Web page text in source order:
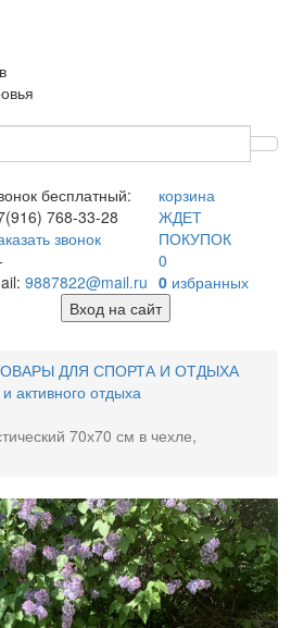
бесплатный:
768-33-28
звонок
9887822@mail.ru
корзина
ЖДЕТ
ПОКУПОК
0
0избранных
Вход на сайт
ДЛЯ СПОРТА И ОТДЫХА
активного отдыха
70х70 см в чехле,